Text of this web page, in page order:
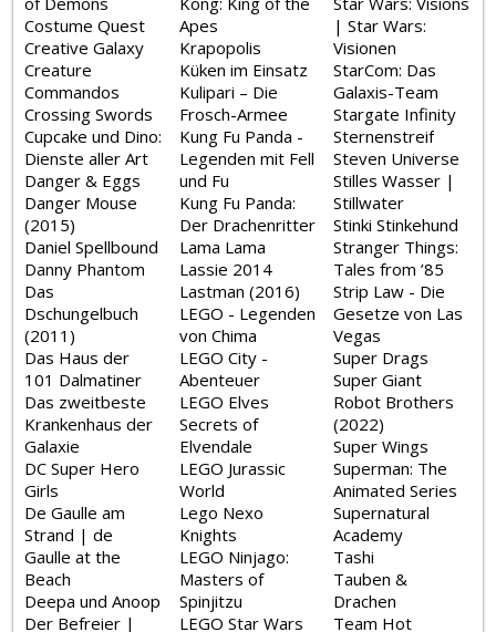
Costume Quest
Creative Galaxy
Creature
Commandos
Crossing Swords
Cupcake und Dino:
Dienste aller Art
Danger & Eggs
Danger Mouse
(2015)
Daniel Spellbound
Danny Phantom
Das
Dschungelbuch
(2011)
Das Haus der
101 Dalmatiner
Das zweitbeste
Krankenhaus der
Galaxie
DC Super Hero
Girls
De Gaulle am
Strand | de
Gaulle at the
Beach
Deepa und Anoop
Der Befreier |
Apes
Krapopolis
Küken im Einsatz
Kulipari – Die
Frosch-Armee
Kung Fu Panda -
Legenden mit Fell
und Fu
Kung Fu Panda:
Der Drachenritter
Lama Lama
Lassie 2014
Lastman (2016)
LEGO - Legenden
von Chima
LEGO City -
Abenteuer
LEGO Elves
Secrets of
Elvendale
LEGO Jurassic
World
Lego Nexo
Knights
LEGO Ninjago:
Masters of
Spinjitzu
LEGO Star Wars
| Star Wars:
Visionen
StarCom: Das
Galaxis-Team
Stargate Infinity
Sternenstreif
Steven Universe
Stilles Wasser |
Stillwater
Stinki Stinkehund
Stranger Things:
Tales from ’85
Strip Law - Die
Gesetze von Las
Vegas
Super Drags
Super Giant
Robot Brothers
(2022)
Super Wings
Superman: The
Animated Series
Supernatural
Academy
Tashi
Tauben &
Drachen
Team Hot